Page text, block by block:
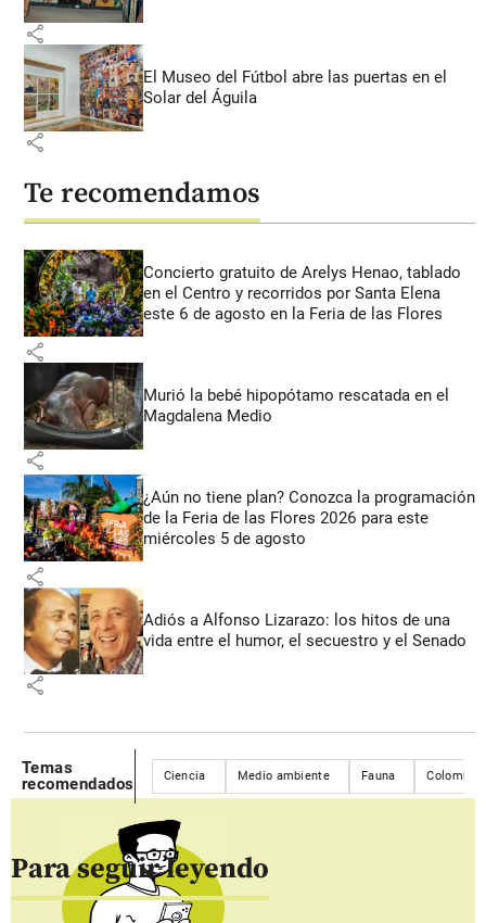
share
El Museo del Fútbol abre las puertas en el
Solar del Águila
share
Te recomendamos
Concierto gratuito de Arelys Henao, tablado
en el Centro y recorridos por Santa Elena
este 6 de agosto en la Feria de las Flores
share
Murió la bebé hipopótamo rescatada en el
Magdalena Medio
share
¿Aún no tiene plan? Conozca la programación
de la Feria de las Flores 2026 para este
miércoles 5 de agosto
share
Adiós a Alfonso Lizarazo: los hitos de una
vida entre el humor, el secuestro y el Senado
share
Temas
recomendados
Ciencia Medio ambiente Fauna Colombia
Para seguir leyendo